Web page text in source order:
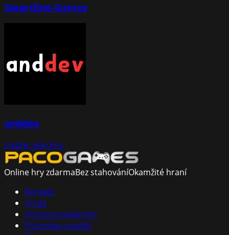
Smartline-Games
anddev
Ukázat všechny
Online hry zdarmaBez stahováníOkamžité hraní
Kontakt
O nás
Ochrana soukromí
Podmínky použití